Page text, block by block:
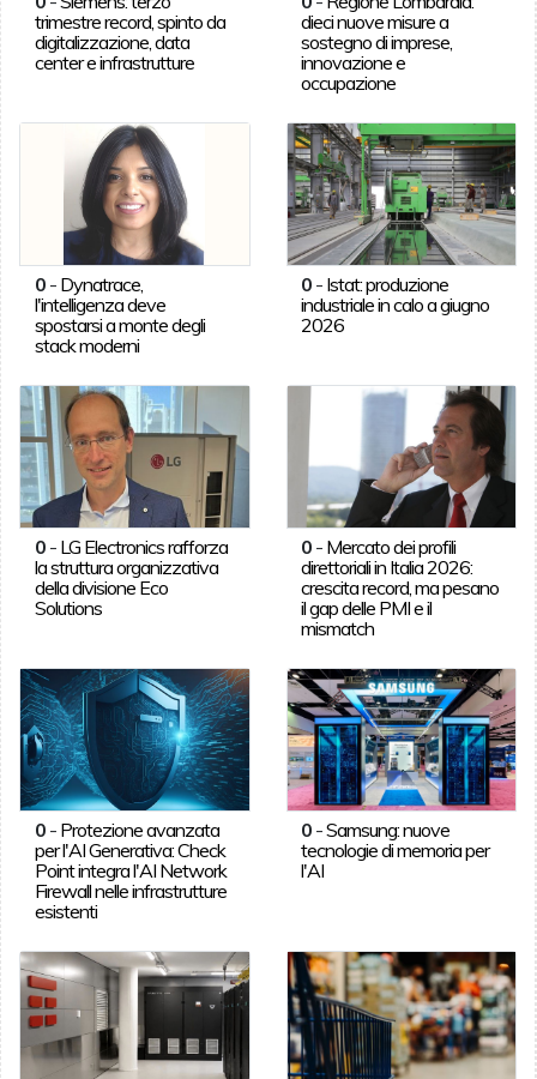
trimestre record, spinto da
digitalizzazione, data
center e infrastrutture
dieci nuove misure a
sostegno di imprese,
innovazione e
occupazione
0- Dynatrace,
l'intelligenza deve
spostarsi a monte degli
stack moderni
0 - Istat: produzione
industriale in calo a giugno
2026
0- LG Electronics rafforza
la struttura organizzativa
della divisione Eco
Solutions
0 - Mercato dei profili
direttoriali in Italia 2026:
crescita record, ma pesano
il gap delle PMI e il
mismatch
0- Protezione avanzata
per l'AI Generativa: Check
Point integra l'AI Network
Firewall nelle infrastrutture
esistenti
0 -Samsung: nuove
tecnologie di memoria per
l'AI